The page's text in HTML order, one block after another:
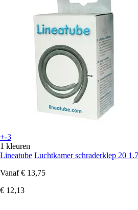
+-3
1 kleuren
Lineatube Luchtkamer schraderklep 20
Vanaf € 13,75
€ 12,13